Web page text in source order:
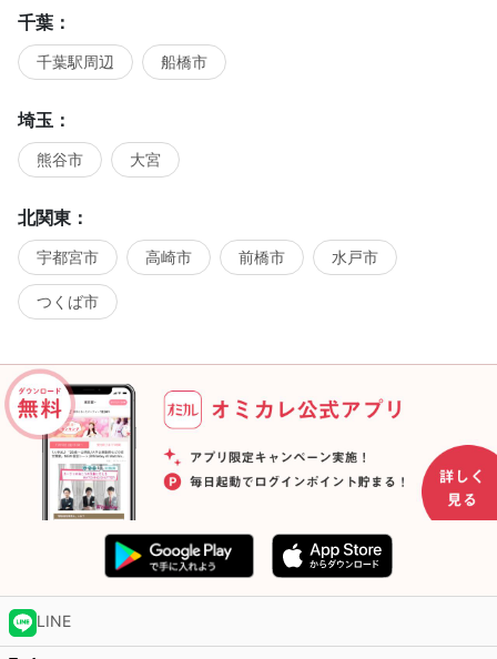
千葉：
千葉駅周辺 船橋市
埼玉：
熊谷市 大宮
北関東：
宇都宮市 高崎市 前橋市 水戸市
つくば市
LINE